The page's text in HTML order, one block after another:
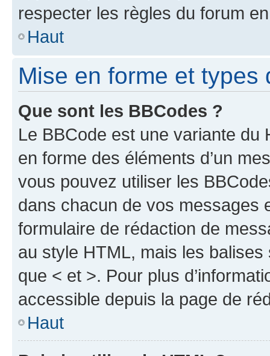
respecter les règles du forum
Haut
Mise en forme et types
Que sont les BBCodes ?
Le BBCode est une variante du
en forme des éléments d’un
vous pouvez utiliser les
dans chacun de vos messages
formulaire de rédaction de
au style HTML, mais les
que < et >. Pour plus
accessible depuis la page de
Haut